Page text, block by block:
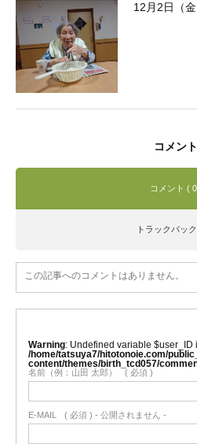
12月2日（金
コメント
コメント (
トラックバッ
この記事へのコメントはありません。
Warning : Undefined variable $user_ID
/home/tatsuya7/hitotonoie.com/
content/themes/birth_tcd057/
名前（例：山田 太郎） ( 必須 )
E-MAIL ( 必須 ) - 公開されません -